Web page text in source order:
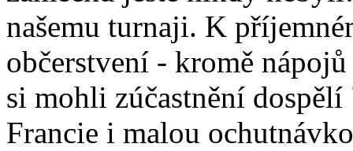
našemu turnaji. K
občerstvení - kromě
si mohli zúčastnění
Francie i malou